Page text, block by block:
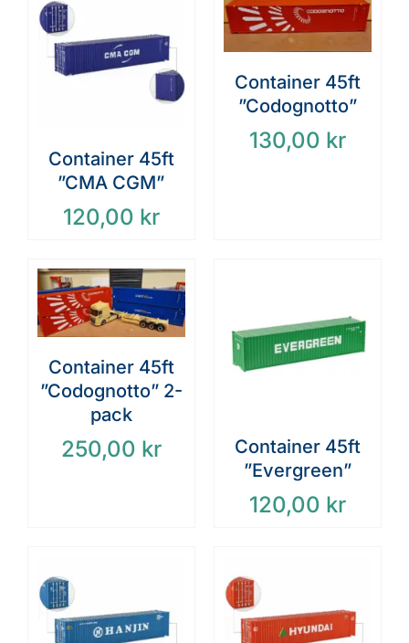
Container 45ft
”CMA CGM”
120,00 kr
Container 45ft
”Codognotto”
130,00 kr
Container 45ft
”Codognotto” 2-
pack
250,00 kr
Container 45ft
”Evergreen”
120,00 kr